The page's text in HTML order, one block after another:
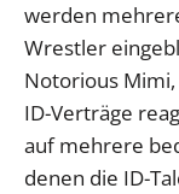
werden
Wrestler
Notorious
ID-Verträge
auf mehrere
denen die ID-